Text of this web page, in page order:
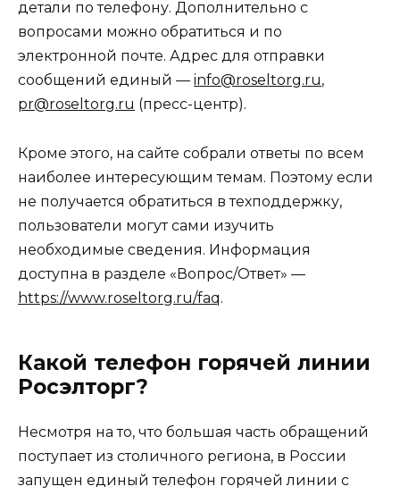
детали по телефону. Дополнительно с
вопросами можно обратиться и по
электронной почте. Адрес для отправки
сообщений единый — info@roseltorg.ru,
pr@roseltorg.ru (пресс-центр).
Кроме этого, на сайте собрали ответы по всем
наиболее интересующим темам. Поэтому если
не получается обратиться в техподдержку,
пользователи могут сами изучить
необходимые сведения. Информация
доступна в разделе «Вопрос/Ответ» —
https://www.roseltorg.ru/faq.
Какой телефон горячей линии
Росэлторг?
Несмотря на то, что большая часть обращений
поступает из столичного региона, в России
запущен единый телефон горячей линии с